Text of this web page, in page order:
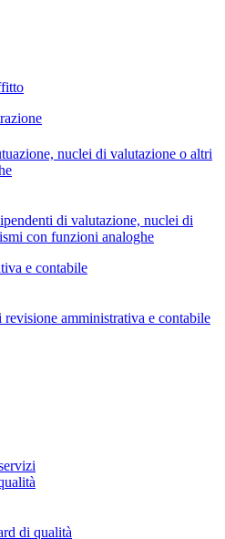
nuclei di valutazione o altri
di valutazione, nuclei di
con funzioni analoghe
e contabile
amministrativa e contabile
di qualità